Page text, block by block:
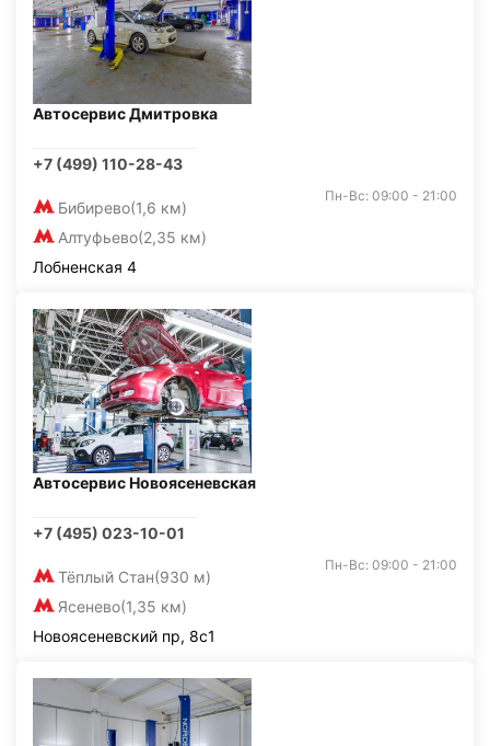
Автосервис Дмитровка
+7 (499) 110-28-43
Бибирево(1,6 км)
Алтуфьево(2,35 км)
Пн-Вс: 09:00 - 21:00
Лобненская 4
Автосервис Новоясеневская
+7 (495) 023-10-01
Тёплый Стан(930 м)
Ясенево(1,35 км)
Пн-Вс: 09:00 - 21:00
Новоясеневский пр, 8с1